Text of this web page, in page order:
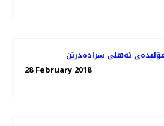
ئه‌هلی سزاده‌درێن
28 February 2018